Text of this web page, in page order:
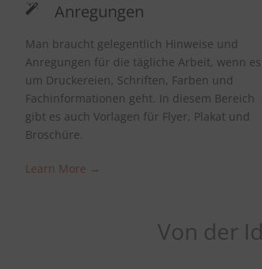
Anregungen
Man braucht gelegentlich Hinweise und
Anregungen für die tägliche Arbeit, wenn es
um Druckereien, Schriften, Farben und
Fachinformationen geht. In diesem Bereich
gibt es auch Vorlagen für Flyer, Plakat und
Broschüre.
Learn More →
Von der